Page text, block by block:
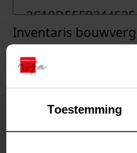
Toestemming
Inventaris
Inv. nrs. 1301-1400